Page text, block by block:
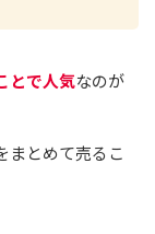
とで人気なのが
まとめて売るこ